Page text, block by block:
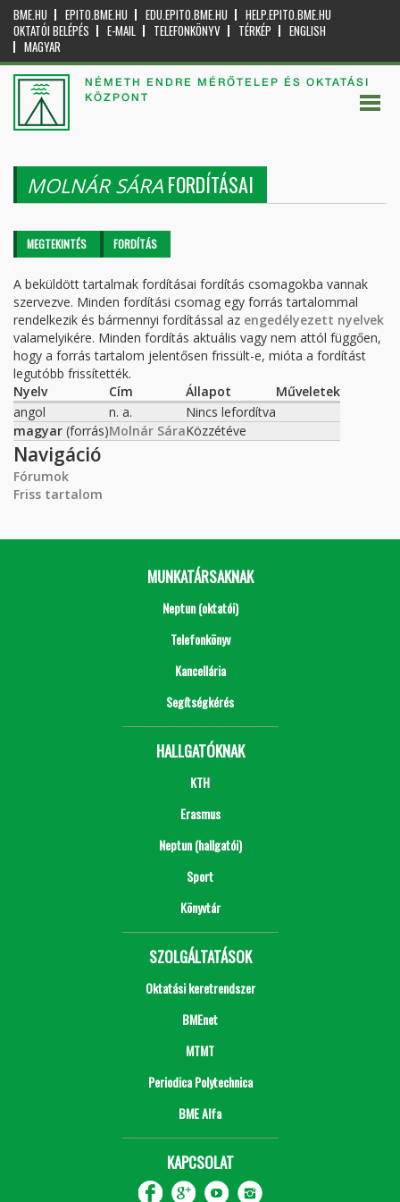
BME.HU EPITO.BME.HU EDU.EPITO.BME.HU
HELP.EPITO.BME.HU
OKTATÓI BELÉPÉS
E-MAIL TELEFONKÖNYV TÉRKÉP
ENGLISH
MAGYAR
NÉMETH ENDRE MÉRŐTELEP ÉS OKTATÁSI
KÖZPONT
MOLNÁR SÁRA FORDÍTÁSAI
Elsődleges fülek
MEGTEKINTÉS FORDÍTÁS
A beküldött tartalmak fordításai fordítás csomagokba vannak
szervezve. Minden fordítási csomag egy forrás tartalommal
rendelkezik és bármennyi fordítással az engedélyezett nyelvek
valamelyikére. Minden fordítás aktuális vagy nem attól függően,
hogy a forrás tartalom jelentősen frissült-e, mióta a fordítást
legutóbb frissítették.
Nyelv
Cím Állapot
Műveletek
angol
n. a.
Nincs lefordítva
magyar (forrás)Molnár SáraKözzétéve
Navigáció
Fórumok
Friss tartalom
MUNKATÁRSAKNAK
Neptun (oktatói)
Telefonkönyv
Kancellária
Segítségkérés
HALLGATÓKNAK
KTH
Erasmus
Neptun (hallgatói)
Sport
Könyvtár
SZOLGÁLTATÁSOK
Oktatási keretrendszer
BMEnet
MTMT
Periodica Polytechnica
BME Alfa
KAPCSOLAT